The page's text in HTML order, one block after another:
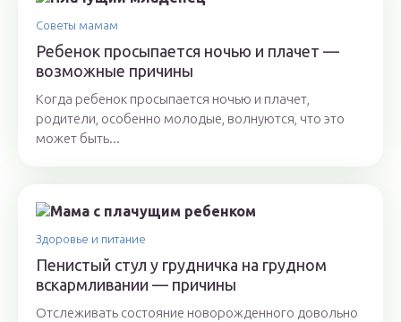
Советы мамам
Ребенок просыпается ночью и плачет —
возможные причины
Когда ребенок просыпается ночью и плачет,
родители, особенно молодые, волнуются, что это
может быть...
Здоровье и питание
Пенистый стул у грудничка на грудном
вскармливании — причины
Отслеживать состояние новорожденного довольно